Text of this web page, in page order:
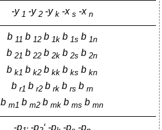
-y 1 -y 2-y k-x s -x n
b 11 b 12b1kb1s b 1n
b 21 b 22 b 2k b 2s b 2n
b k1 b k2 b kk b ks b kn
b r1 b r2brkbrs b rn
b m1 b m2 b mk b ms b mn
-p -p ‘ -p -p -p